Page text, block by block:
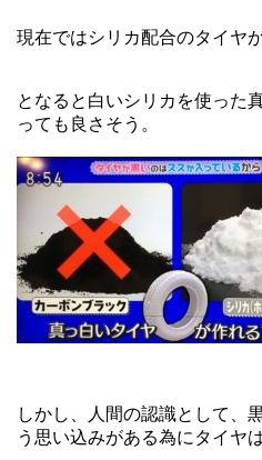
現在ではシリカ配合のタイヤ
となると白いシリカを使った
っても良さそう。
しかし、人間の認識として、
う思い込みがある為にタイヤ